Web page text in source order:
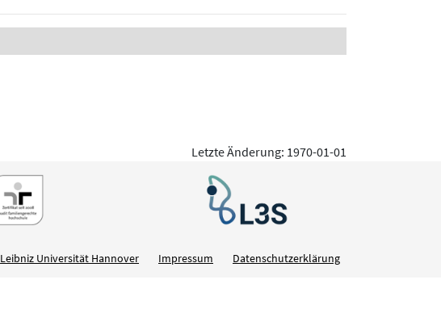
Letzte Änderung: 1970-01-01
Leibniz Universität Hannover Impressum Datenschutzerklärung